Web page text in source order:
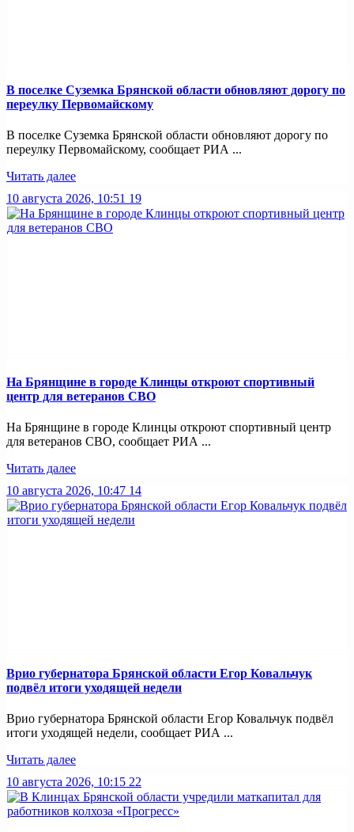
В поселке Суземка Брянской области обновляют дорогу по
переулку Первомайскому
В поселке Суземка Брянской области обновляют дорогу по
переулку Первомайскому, сообщает РИА ...
Читать далее
10 августа 2026, 10:51 19
На Брянщине в городе Клинцы откроют спортивный
центр для ветеранов СВО
На Брянщине в городе Клинцы откроют спортивный центр
для ветеранов СВО, сообщает РИА ...
Читать далее
10 августа 2026, 10:47 14
Врио губернатора Брянской области Егор Ковальчук
подвёл итоги уходящей недели
Врио губернатора Брянской области Егор Ковальчук подвёл
итоги уходящей недели, сообщает РИА ...
Читать далее
10 августа 2026, 10:15 22